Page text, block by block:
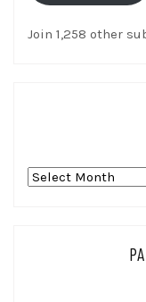
Join 1,258 other
Arsip_